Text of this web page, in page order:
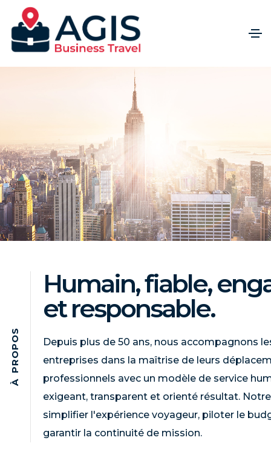
À
P
R
O
P
O
S
Humain, fiable,
et responsable.
Depuis plus de 50 ans, nous accompagnons
entreprises dans la maîtrise de leurs
professionnels avec un modèle de service
exigeant, transparent et orienté résultat.
simplifier l'expérience voyageur, piloter le
garantir la continuité de mission.